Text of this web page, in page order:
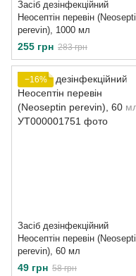
Засіб дезінфекційний
Неосептін перевін
perevin), 1000 мл
255 грн 283 грн
−16%
Засіб дезінфекційний
Неосептін перевін
perevin), 60 мл
49 грн 58 грн